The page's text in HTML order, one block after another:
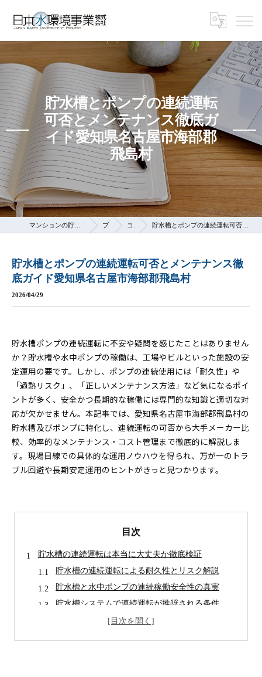
貯水槽とポンプの連続運転
可否とメンテナンス徹底ガ
イド愛知県名古屋市海部郡
飛島村
ブログ コラム 貯水槽とポンプの連続運転可否とメンテナンス徹底ガイド愛知県名古屋市海部郡飛島村
貯水槽とポンプの連続運転可否とメンテナンス徹
底ガイド愛知県名古屋市海部郡飛島村
2026/04/29
貯水槽ポンプの連続運転に不安や疑問を感じたことはありません
か？貯水槽や水中ポンプの稼働は、工場やビルといった施設の安
定運用の要です。しかし、ポンプの連続使用には「耐久性」や
「過熱リスク」、「正しいメンテナンス方法」など気になるポイ
ントが多く、安全かつ長期的な稼働には専門的な知識と適切な対
応が欠かせません。本記事では、愛知県名古屋市海部郡飛島村の
貯水槽及びポンプに特化し、連続運転の可否から大手メーカー比
較、効率的なメンテナンス・コスト管理まで徹底的に解説しま
す。現場目線での具体的な運用ノウハウを得られ、万が一のトラ
ブル回避や長期安定運用のヒントがきっと見つかります。
目次
貯水槽の連続運転は本当に大丈夫か徹底検証
貯水槽の連続運転による耐久性とリスク解説
貯水槽と水中ポンプの連続稼働安全性の真実
貯水槽システムで連続運転が推奨される条件
貯水槽を長期間安定稼働させるポイント